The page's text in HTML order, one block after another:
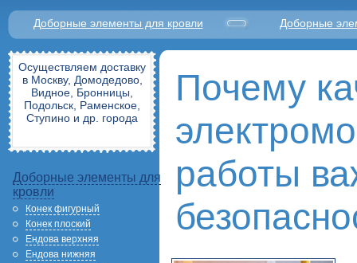
Доборные элементы для кровли Доборные
Осуществляем доставку
в Москву, Домодедово,
Видное, Бронницы,
Подольск, Раменское,
Ступино и др. города
Доборные элементы для
кровли
Конек фигурный
Конек плоский
Ендова верхняя
Ендова нижняя
Почему
работы